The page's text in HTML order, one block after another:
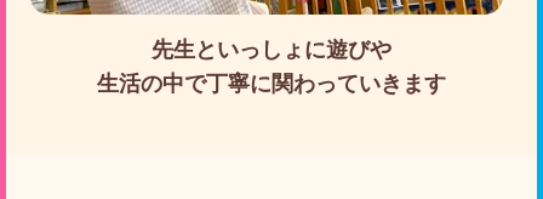
先生といっしょに遊びや
生活の中で丁寧に関わっていきます